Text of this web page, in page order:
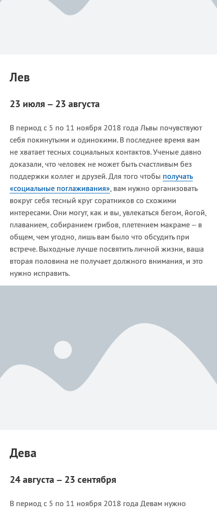
Лев
23 июля – 23 августа
В период с 5 по 11 ноября 2018 года Львы почувствуют
себя покинутыми и одинокими. В последнее время вам
не хватает тесных социальных контактов. Ученые давно
доказали, что человек не может быть счастливым без
поддержки коллег и друзей. Для того чтобы получать
«социальные поглаживания» , вам нужно организовать
вокруг себя тесный круг соратников со схожими
интересами. Они могут, как и вы, увлекаться бегом, йогой,
плаванием, собиранием грибов, плетением макраме – в
общем, чем угодно, лишь вам было что обсудить при
встрече. Выходные лучше посвятить личной жизни, ваша
вторая половина не получает должного внимания, и это
нужно исправить.
Дева
24 августа – 23 сентября
В период с 5 по 11 ноября 2018 года Девам нужно